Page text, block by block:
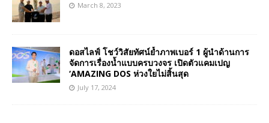
March 8, 2023
ดอสไลฟ์ โชว์วิสัยทัศน์ย้ำภาพเบอร์ 1 ผู้นำด้านการ
จัดการเรื่องน้ำแบบครบวงจร เปิดตัวแคมเปญ
‘AMAZING DOS ห่วงใยไม่สิ้นสุด
July 17, 2024